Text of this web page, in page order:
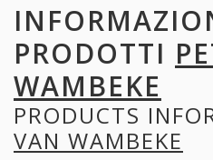
PRODOTTI
WAMBEKE
PRODUCTS
VAN WAMBEKE